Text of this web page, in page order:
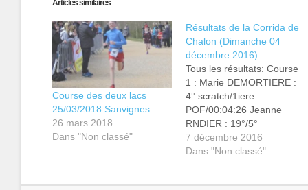
nouvellenouvelle
Articles similaires
Course des deux lacs
25/03/2018 Sanvignes
26 mars 2018
Dans "Non classé"
Résultats de la Corrida de
Chalon (Dimanche 04
décembre 2016)
Tous les résultats: Course
1 : Marie DEMORTIERE :
4° scratch/1iere
POF/00:04:26 Jeanne
RNDIER : 19°/5°
POF/00:04:54 Course 3 :
Alexis DEMORTIERE : 6°
7 décembre 2016
Dans "Non classé"